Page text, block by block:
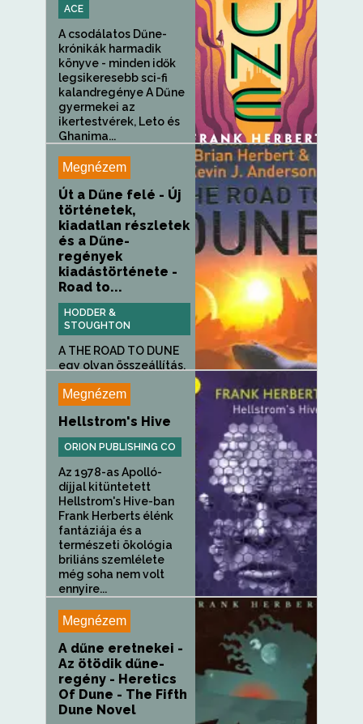
ACE
A csodálatos Dűne-
krónikák harmadik
könyve - minden idők
legsikeresebb sci-fi
kalandregénye A Dűne
gyermekei az
ikertestvérek, Leto és
Ghanima...
Megnézem
Út a Dűne felé - Új
történetek,
kiadatlan részletek
és a Dűne-
regények
kiadástörténete -
Road to...
HODDER &
STOUGHTON
A THE ROAD TO DUNE
egy olyan összeállítás,
Megnézem
Hellstrom's Hive
ORION PUBLISHING CO
Az 1978-as Apolló-
díjjal kitüntetett
Hellstrom's Hive-ban
Frank Herberts élénk
fantáziája és a
természeti ökológia
briliáns szemlélete
még soha nem volt
ennyire...
Megnézem
A dűne eretnekei -
Az ötödik dűne-
regény - Heretics
Of Dune - The Fifth
Dune Novel